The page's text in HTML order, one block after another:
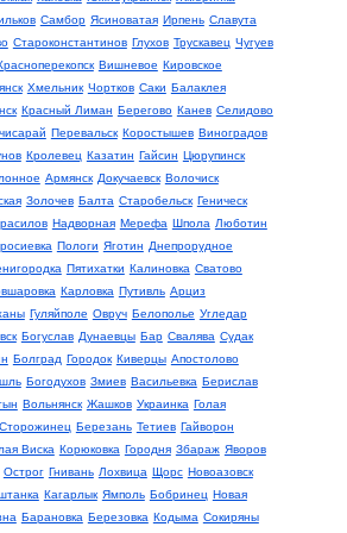
Самбор Ясиноватая Ирпень Славута
Староконстантинов Глухов Трускавец Чугуев
Вишневое Кировское
Хмельник Чортков Саки Балаклея
Красный Лиман Берегово Канев Селидово
Перевальск Коростышев Виноградов
Кролевец Казатин Гайсин Цюрупинск
Армянск Докучаевск Волочиск
Золочев Балта Старобельск Геническ
Надворная Мерефа Шпола Люботин
Пологи Яготин Днепрорудное
Пятихатки Калиновка Сватово
Карловка Путивль Арциз
Гуляйполе Овруч Белополье Угледар
Богуслав Дунаевцы Бар Свалява Судак
Болград Городок Киверцы Апостолово
Богодухов Змиев Васильевка Берислав
Вольнянск Жашков Украинка Голая
Сторожинец Березань Тетиев Гайворон
Виска Корюковка Городня Збараж Яворов
Острог Гнивань Лохвица Щорс Новоазовск
Кагарлык Ямполь Бобринец Новая
Барановка Березовка Кодыма Сокиряны